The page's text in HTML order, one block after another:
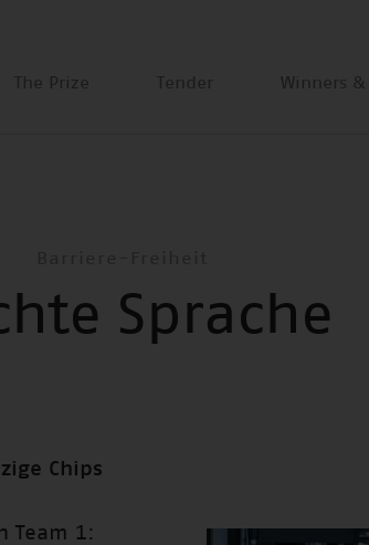
The Prize Tender Winners
Sprache
Chips
Team 1: